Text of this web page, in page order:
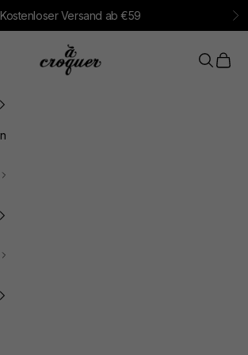
Kostenloser Versand ab €59
à croquer Suchen